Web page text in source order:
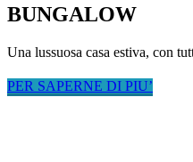
BUNGALOW
Una lussuosa casa estiva, con
PER SAPERNE DI PIU’